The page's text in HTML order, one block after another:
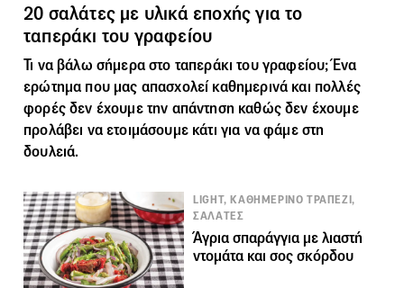
20 σαλάτες με υλικά εποχής για το
ταπεράκι του γραφείου
Τι να βάλω σήμερα στο ταπεράκι του γραφείου; Ένα
ερώτημα που μας απασχολεί καθημερινά και πολλές
φορές δεν έχουμε την απάντηση καθώς δεν έχουμε
προλάβει να ετοιμάσουμε κάτι για να φάμε στη
δουλειά.
LIGHT, ΚΑΘΗΜΕΡΙΝΟ ΤΡΑΠΕΖΙ,
ΣΑΛΑΤΕΣ
Άγρια σπαράγγια με λιαστή
ντομάτα και σος σκόρδου